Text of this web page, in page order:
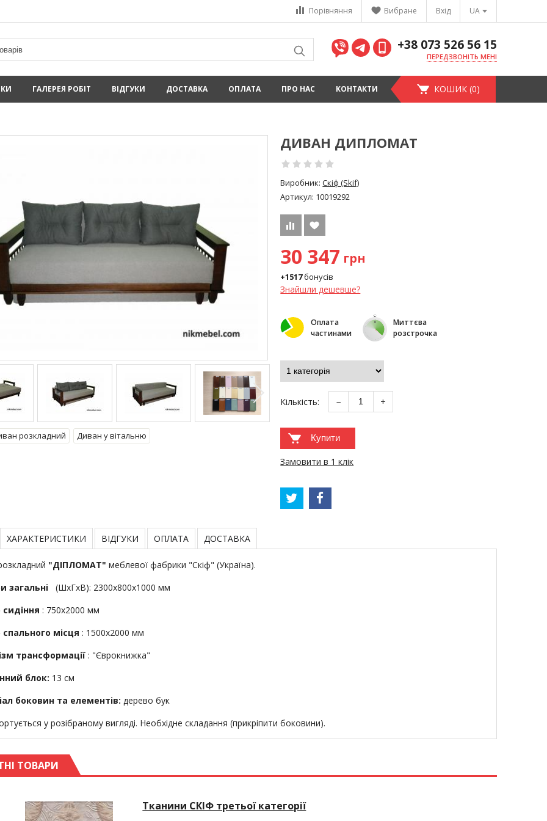
UA
Вхід
Вибране
Порівняння
+38 073 526 56 15
ПЕРЕДЗВОНІТЬ МЕНІ
ГАЛЕРЕЯ РОБІТ ВІДГУКИ ДОСТАВКА ОПЛАТА ПРО НАС КОНТАКТИ КОШИК (0)
розкладний Диван у вітальню
ДИВАН ДИПЛОМАТ
Виробник:Скіф (Skif)
Артикул: 10019292
30 347 грн
+1517бонусів
Знайшли дешевше?
Оплата
частинами
Миттєва
розстрочка
Кількість: − +
Купити
Замовити в 1 клік
ХАРАКТЕРИСТИКИ ВІДГУКИ ОПЛАТА ДОСТАВКА
"ДІПЛОМАТ" меблевої фабрики "Скіф" (Україна).
загальні
(ШхГхВ): 2300х800х1000 мм
сидіння : 750х2000 мм
спального місця : 1500х2000 мм
трансформації : "Єврокнижка"
блок: 13 см
боковин та елементів: дерево бук
у розібраному вигляді. Необхідне складання (прикріпити боковини).
ТОВАРИ
Тканини СКІФ третьої категорії